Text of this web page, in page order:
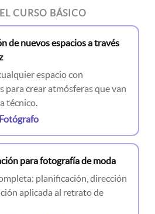
CURSO BÁSICO
de nuevos espacios a través
espacio con
para crear atmósferas que van
técnico.
para fotografía de moda
planificación, dirección
aplicada al retrato de